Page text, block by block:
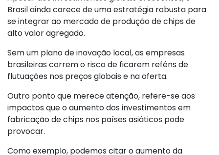
Brasil ainda carece de uma estratégia robusta para
se integrar ao mercado de produção de chips de
alto valor agregado.
Sem um plano de inovação local, as empresas
brasileiras correm o risco de ficarem reféns de
flutuações nos preços globais e na oferta.
Outro ponto que merece atenção, refere-se aos
impactos que o aumento dos investimentos em
fabricação de chips nos países asiáticos pode
provocar.
Como exemplo, podemos citar o aumento da